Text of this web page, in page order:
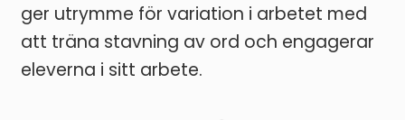
ger utrymme för variation i arbetet med
att träna stavning av ord och engagerar
eleverna i sitt arbete.
EN BRA START PÅ
LÄSÅRET ✏️